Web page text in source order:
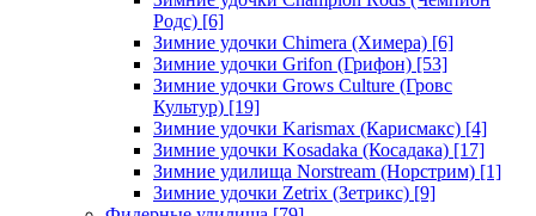
Родс) [6]
Зимние удочки Chimera (Химера) [6]
Зимние удочки Grifon (Грифон) [53]
Зимние удочки Grows Culture (Гровс
Культур) [19]
Зимние удочки Karismax (Карисмакс) [4]
Зимние удочки Kosadaka (Косадака) [17]
Зимние удилища Norstream (Норстрим) [1]
Зимние удочки Zetrix (Зетрикс) [9]